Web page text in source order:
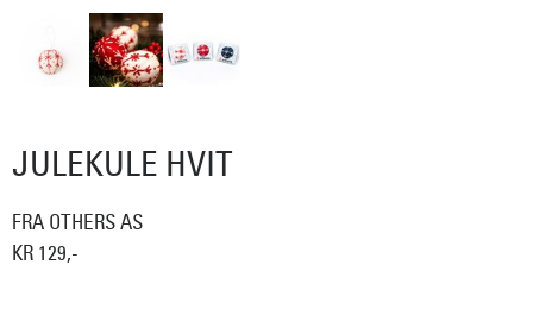
JULEKULE HVIT
FRA OTHERS AS
KR 129,-